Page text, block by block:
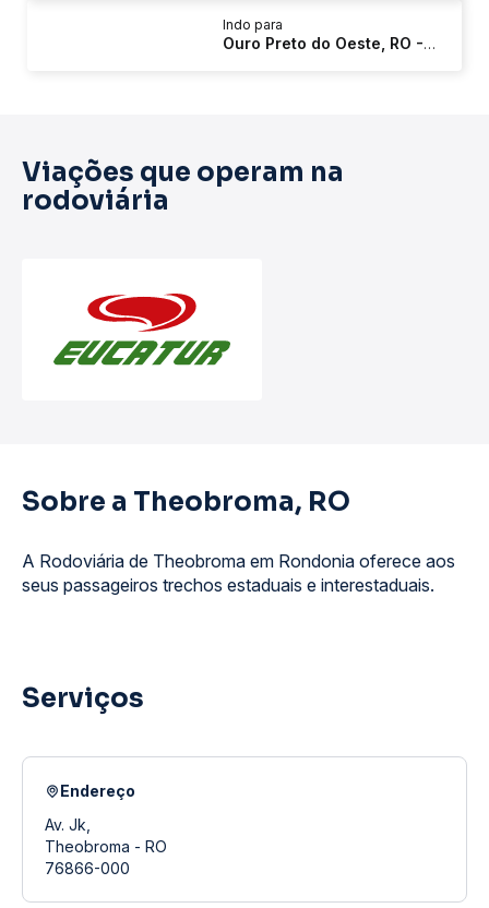
Indo para
Ouro Preto do Oeste, RO - Três Coqueiros
Viações que operam na
rodoviária
Sobre a Theobroma, RO
A Rodoviária de Theobroma em Rondonia oferece aos
seus passageiros trechos estaduais e interestaduais.
Serviços
Endereço
Av. Jk,
Theobroma - RO
76866-000